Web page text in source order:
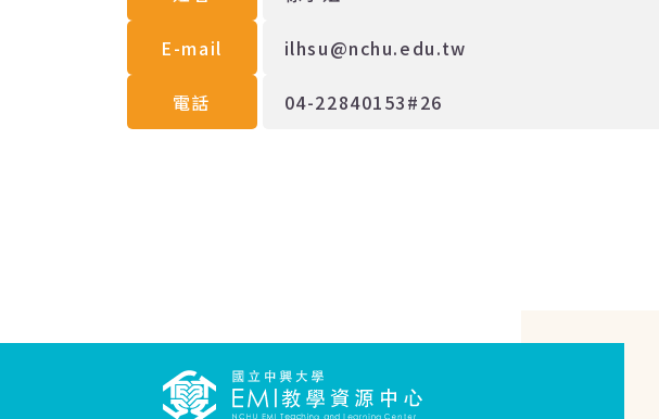
E-mail ilhsu@nchu.edu.tw
電話 04-22840153#26